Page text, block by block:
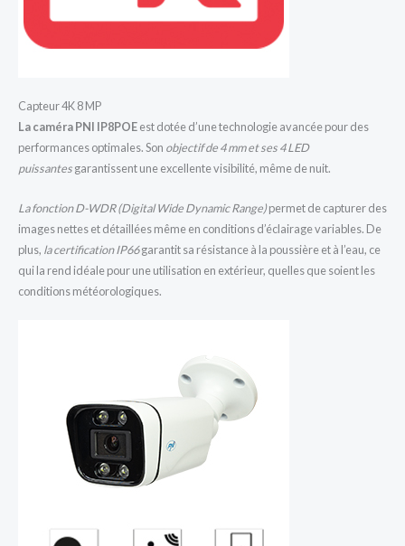
Capteur 4K 8 MP
La caméra PNI IP8POEest dotée d’une technologie avancée pour des
performances optimales. Son objectif de 4 mm et ses 4 LED
puissantesgarantissent une excellente visibilité, même de nuit.
La fonction D-WDR (Digital Wide Dynamic Range)permet de capturer des
images nettes et détaillées même en conditions d’éclairage variables. De
plus, la certification IP66garantit sa résistance à la poussière et à l’eau, ce
qui la rend idéale pour une utilisation en extérieur, quelles que soient les
conditions météorologiques.